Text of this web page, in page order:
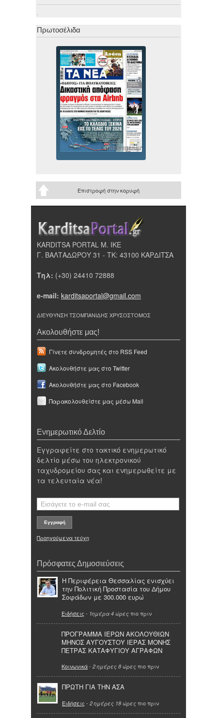
.
Πρωτοσέλιδα
Επιστροφή στην κορυφή
KARDITSA PORTAL Μ. ΙΚΕ
Γ. ΒΑΛΤΑΔΩΡΟΥ 31 - ΤΚ: 43100 ΚΑΡΔΙΤΣΑ
Τηλ: (+30) 24410 72888
e-mail: karditsaportal@gmail.com
ΔΙΕΥΘΥΝΣΗ ΤΣΟΜΠΑΝΙΔΗΣ ΧΡΥΣΟΣΤΟΜΟΣ
Ακολουθήστε μας!
Γίνετε συνδρομητές στο RSS Feed
Ακολουθήστε μας στο Twitter
Ακολουθήστε μας στο Facebook
Παρακολουθείστε μας μέσω Mail
Ενημερωτικό Δελτίο
Εγγραφείτε στο τακτικό ενημερωτικό
δελτίο μέσω του ηλεκτρονικού
ταχυδρομείου σας και ενημερωθείτε με
τα τελευταία νέα!
Προηγούμενα τεύχη
Πρόσφατες Δημοσιεύσεις
Η Περιφέρεια Θεσσαλίας ενισχύει
την Πολιτική Προστασία του Δήμου
Σοφάδων με 300.000 ευρώ
Ειδήσεις - 1ημέρα 4 ώρες πιο πριν
ΠΡΟΓΡΑΜΜΑ ΙΕΡΩΝ ΑΚΟΛΟΥΘΙΩΝ
ΜΗΝΟΣ ΑΥΓΟΥΣΤΟΥ ΙΕΡΑΣ ΜΟΝΗΣ
ΠΕΤΡΑΣ ΚΑΤΑΦΥΓΙΟΥ ΑΓΡΑΦΩΝ
Κοινωνικά- 2 ημέρες 8 ώρες πιο πριν
ΠΡΩΤΗ ΓΙΑ ΤΗΝ ΑΣΑ
Ειδήσεις - 2 ημέρες 18 ώρες πιο πριν